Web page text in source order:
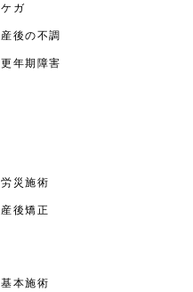
ケガ
産後の不調
更年期障害
労災施術
産後矯正
基本施術